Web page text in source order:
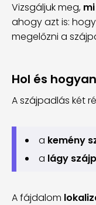
Vizsgáljuk meg,
ahogy azt is:
megelőzni a
Hol és
A szájpadlás két
a kemény
a lágy
A fájdalom